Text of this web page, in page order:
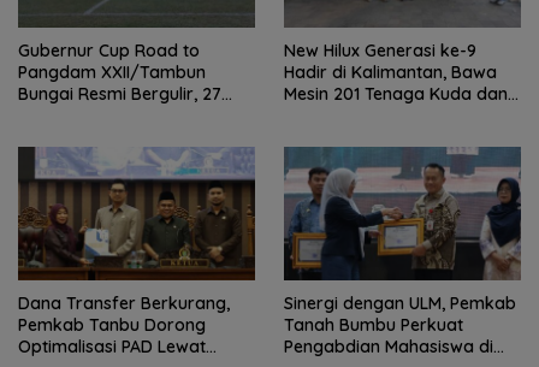
Gubernur Cup Road to
Pangdam XXII/Tambun
Bungai Resmi Bergulir, 27
New Hilux Generasi ke-9
Hadir di Kalimantan, Bawa
Mesin 201 Tenaga Kuda dan
Dana Transfer Berkurang,
Pemkab Tanbu Dorong
Optimalisasi PAD Lewat
Sinergi dengan ULM, Pemkab
Tanah Bumbu Perkuat
Pengabdian Mahasiswa di